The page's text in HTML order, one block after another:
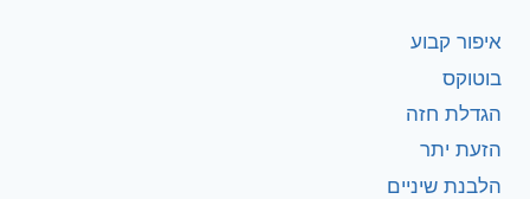
איפור קבוע
בוטוקס
הגדלת חזה
הזעת יתר
הלבנת שיניים